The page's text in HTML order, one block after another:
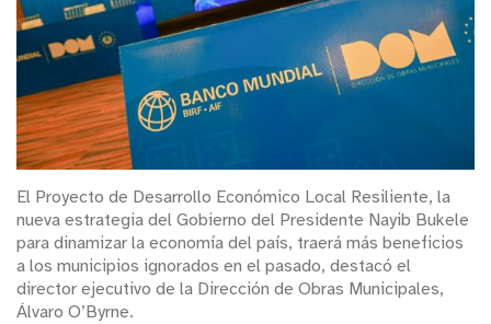
El Proyecto de Desarrollo Económico Local Resiliente, la
nueva estrategia del Gobierno del Presidente Nayib Bukele
para dinamizar la economía del país, traerá más beneficios
a los municipios ignorados en el pasado, destacó el
director ejecutivo de la Dirección de Obras Municipales,
Álvaro O’Byrne.